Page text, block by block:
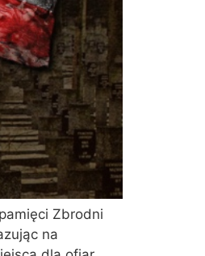
Zbrodni
na